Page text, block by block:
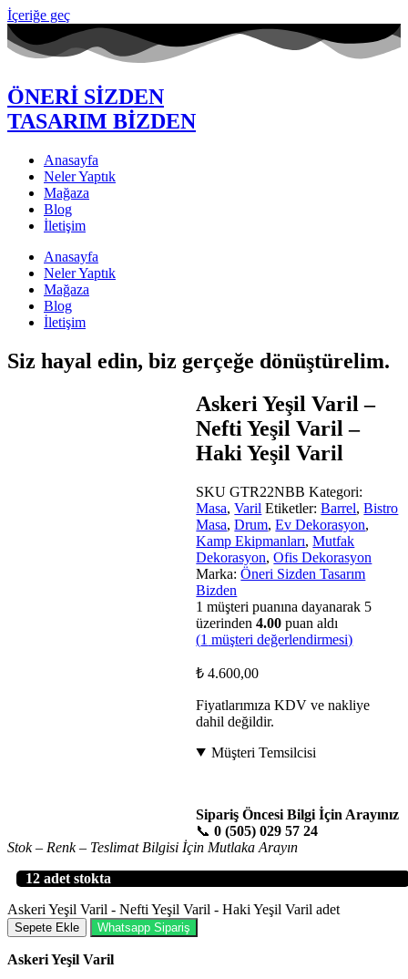
İçeriğe geç
ÖNERİ SİZDEN
TASARIM BİZDEN
Anasayfa
Neler Yaptık
Mağaza
Blog
İletişim
Anasayfa
Neler Yaptık
Mağaza
Blog
İletişim
Siz hayal edin, biz gerçeğe dönüştürelim.
Askeri Yeşil Varil –
Nefti Yeşil Varil –
Haki Yeşil Varil
SKUGTR22NBBKategori:
Masa,Varil Etiketler: Barrel,Bistro
Masa,Drum,Ev Dekorasyon,
Kamp Ekipmanları,Mutfak
Dekorasyon,Ofis Dekorasyon
Marka:Öneri Sizden Tasarım
Bizden
1 müşteri puanına dayanarak 5
üzerinden4.00 puan aldı
(1 müşteri değerlendirmesi)
₺ 4.600,00
Fiyatlarımıza KDV ve nakliye
dahil değildir.
Müşteri Temsilcisi
Sipariş Öncesi Bilgi İçin Arayınız
📞0 (505) 029 57 24
Stok – Renk – Teslimat Bilgisi İçin Mutlaka Arayın
12 adet stokta
Askeri Yeşil Varil - Nefti Yeşil Varil - Haki Yeşil Varil adet
Sepete Ekle Whatsapp Sipariş
Askeri Yeşil Varil